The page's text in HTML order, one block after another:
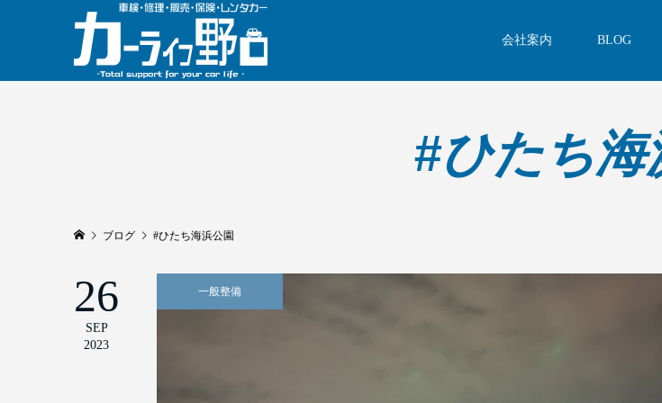
会社案内 BLOG
#ひたち海
ブログ #ひたち海浜公園
26
SEP
2023
一般整備